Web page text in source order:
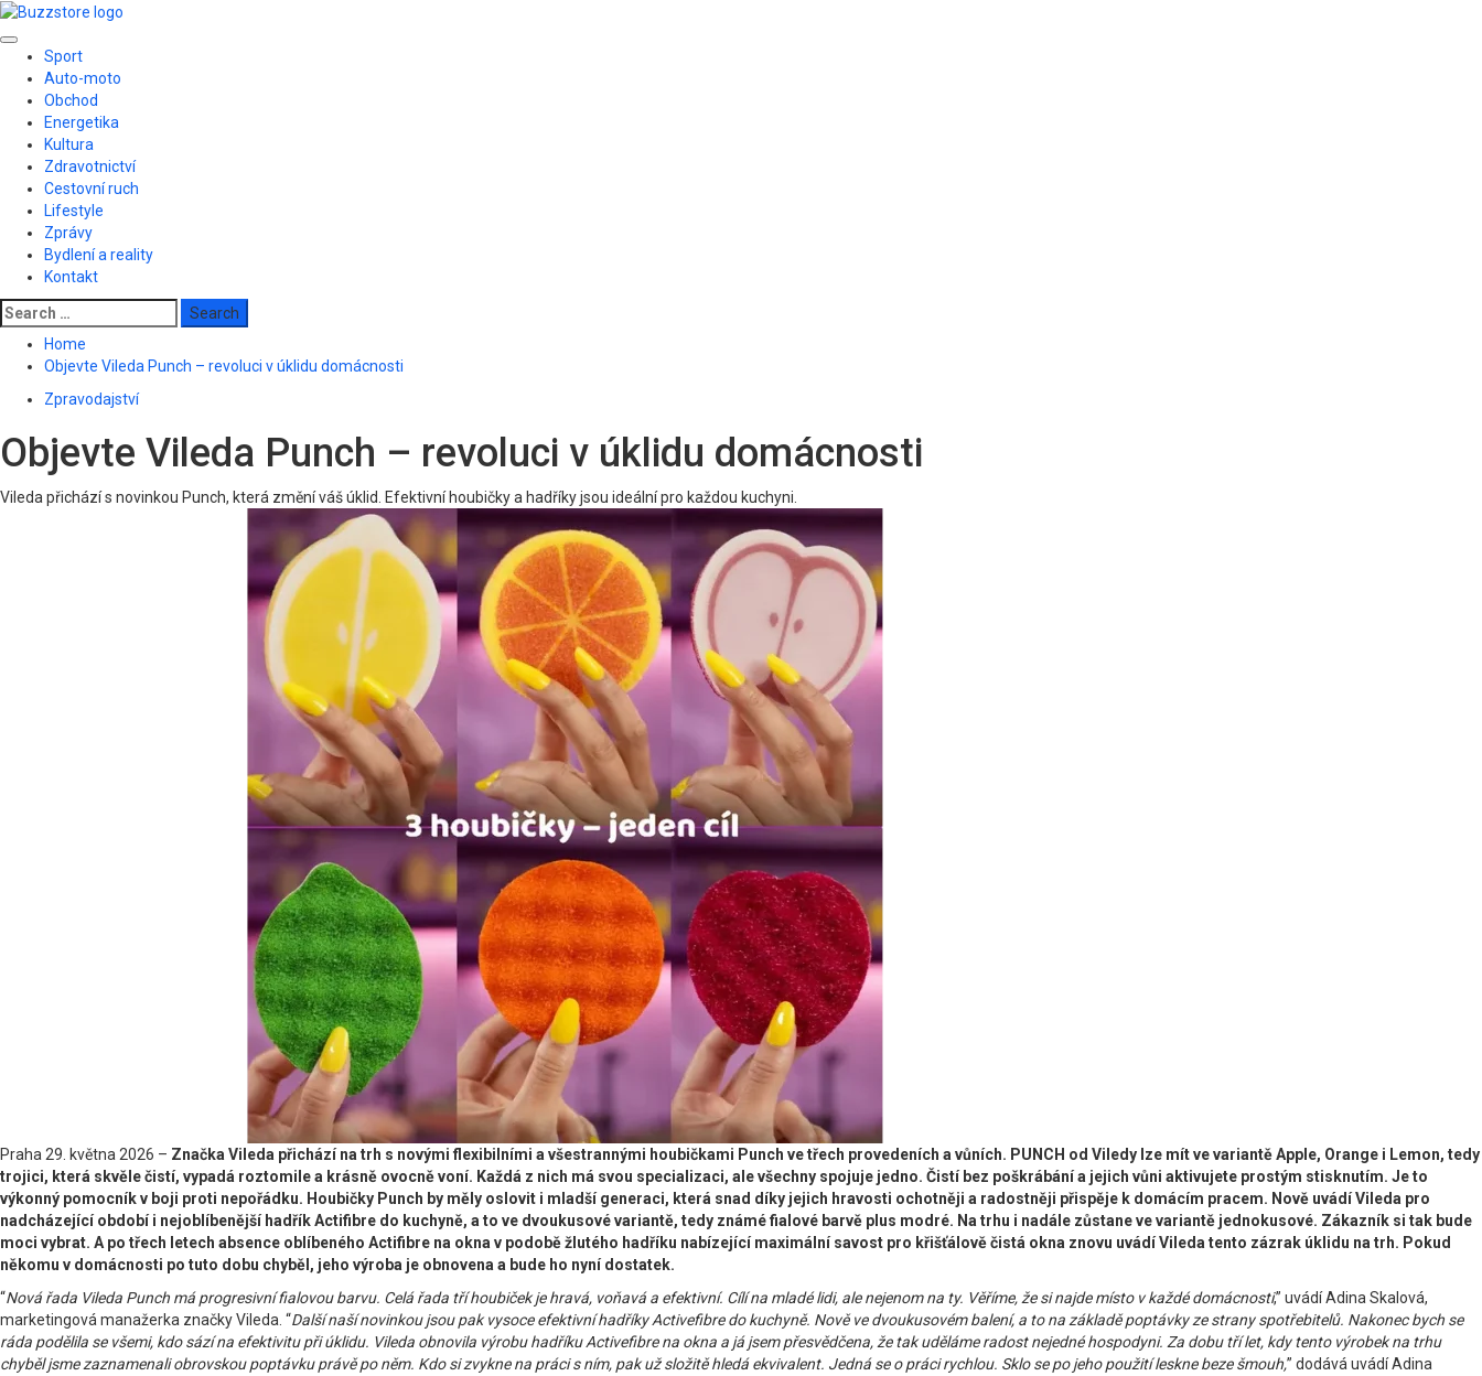
Skip
content
Primary
Menu
Sport
Auto-moto
Obchod
Energetika
Kultura
Zdravotnictví
Cestovní ruch
Lifestyle
Zprávy
Bydlení a reality
Kontakt
Search
for:
Home
Objevte Vileda Punch – revoluci v úklidu domácnosti
Zpravodajství
Objevte Vileda Punch – revoluci v úklidu domácnosti
Vileda přichází s novinkou Punch, která změní váš úklid. Efektivní houbičky a hadříky jsou ideální pro každou kuchyni.
Praha 29. května 2026 – Značka Vileda přichází na trh s novými flexibilními a všestrannými houbičkami Punch ve třech provedeních a vůních. PUNCH od Viledy lze mít ve variantě Apple, Orange i Lemon, tedy
trojici, která skvěle čistí, vypadá roztomile a krásně ovocně voní. Každá z nich má svou specializaci, ale všechny spojuje jedno. Čistí bez poškrábání a jejich vůni aktivujete prostým stisknutím. Je to
výkonný pomocník v boji proti nepořádku. Houbičky Punch by měly oslovit i mladší generaci, která snad díky jejich hravosti ochotněji a radostněji přispěje k domácím pracem. Nově uvádí Vileda pro
nadcházející období i nejoblíbenější hadřík Actifibre do kuchyně, a to ve dvoukusové variantě, tedy známé fialové barvě plus modré. Na trhu i nadále zůstane ve variantě jednokusové. Zákazník si tak bude
moci vybrat. A po třech letech absence oblíbeného Actifibre na okna v podobě žlutého hadříku nabízející maximální savost pro křišťálově čistá okna znovu uvádí Vileda tento zázrak úklidu na trh. Pokud
někomu v domácnosti po tuto dobu chyběl, jeho výroba je obnovena a bude ho nyní dostatek.
“Nová řada Vileda Punch má progresivní fialovou barvu. Celá řada tří houbiček je hravá, voňavá a efektivní. Cílí na mladé lidi, ale nejenom na ty. Věříme, že si najde místo v každé domácnosti,” uvádí Adina Skalová,
marketingová manažerka značky Vileda. “Další naší novinkou jsou pak vysoce efektivní hadříky Activefibre do kuchyně. Nově ve dvoukusovém balení, a to na základě poptávky ze strany spotřebitelů. Nakonec bych se
ráda podělila se všemi, kdo sází na efektivitu při úklidu. Vileda obnovila výrobu hadříku Activefibre na okna a já jsem přesvědčena, že tak uděláme radost nejedné hospodyni. Za dobu tří let, kdy tento výrobek na trhu
chyběl jsme zaznamenali obrovskou poptávku právě po něm. Kdo si zvykne na práci s ním, pak už složitě hledá ekvivalent. Jedná se o práci rychlou. Sklo se po jeho použití leskne beze šmouh,” dodává uvádí Adina